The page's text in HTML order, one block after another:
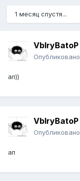
1 месяц спустя...
VbIryBatoP
Опубликовано
ап))
VbIryBatoP
Опубликовано
ап